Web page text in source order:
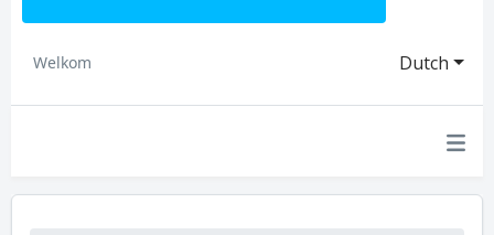
Dutch
Welkom